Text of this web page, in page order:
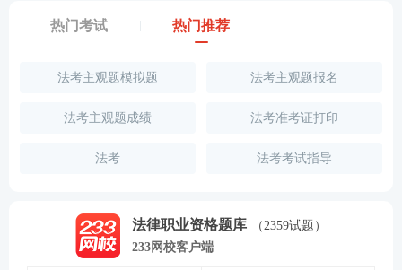
热门考试 热门推荐
法考主观题模拟题 法考主观题报名
法考主观题成绩 法考准考证打印
法考 法考考试指导
法律职业资格题库
（2359试题）
233网校客户端